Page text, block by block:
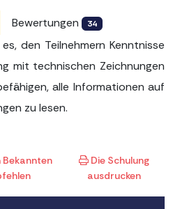
Bewertungen 34
den Teilnehmern Kenntnisse
mit technischen Zeichnungen
alle Informationen auf
zu lesen.
Bekannten
Die Schulung
ausdrucken